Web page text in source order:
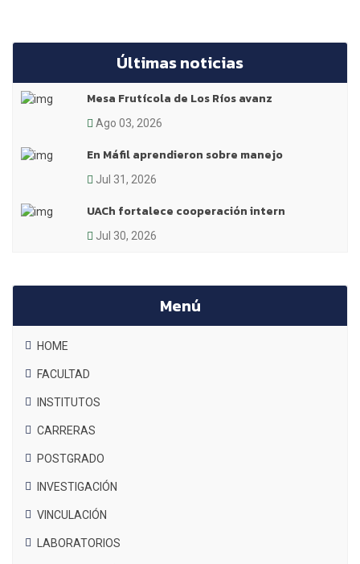
Últimas noticias
Mesa Frutícola de Los Ríos avanz
Ago 03, 2026
En Máfil aprendieron sobre manejo
Jul 31, 2026
UACh fortalece cooperación intern
Jul 30, 2026
Menú
HOME
FACULTAD
INSTITUTOS
CARRERAS
POSTGRADO
INVESTIGACIÓN
VINCULACIÓN
LABORATORIOS